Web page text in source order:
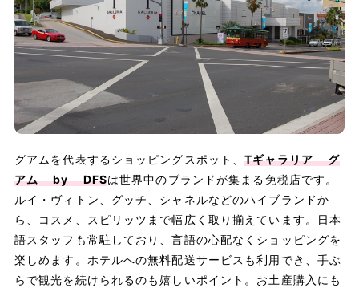
グアムを代表するショッピングスポット、Tギャラリア グ
アム by DFSは世界中のブランドが集まる免税店です。
ルイ・ヴィトン、グッチ、シャネルなどのハイブランドか
ら、コスメ、スピリッツまで幅広く取り揃えています。日本
語スタッフも常駐しており、言語の心配なくショッピングを
楽しめます。ホテルへの無料配送サービスも利用でき、手ぶ
らで観光を続けられるのも嬉しいポイント。お土産購入にも